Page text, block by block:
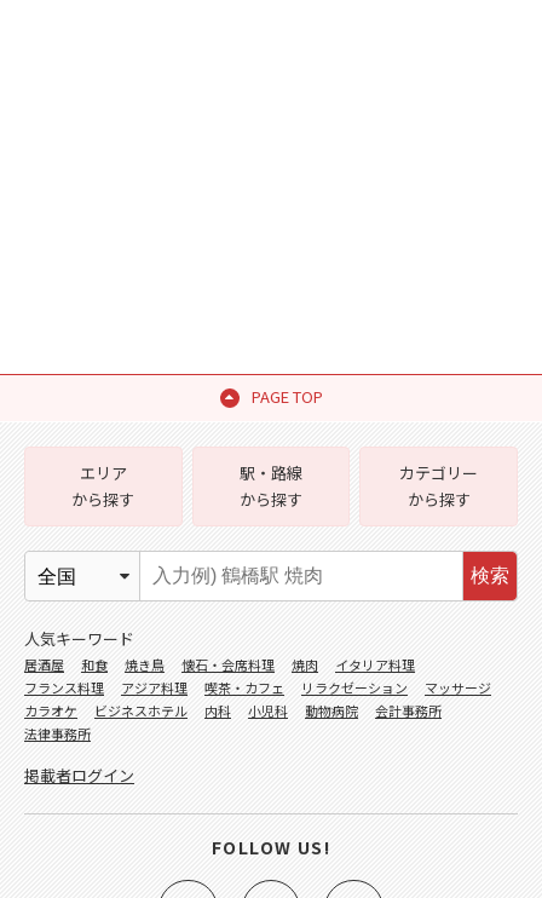
PAGE TOP
エリア
から探す
駅・路線
から探す
カテゴリー
から探す
検索
人気キーワード
居酒屋 和食 焼き鳥 懐石・会席料理 焼肉
イタリア料理
フランス料理
アジア料理 喫茶・カフェ リラクゼーション
マッサージ
カラオケ
ビジネスホテル 内科 小児科 動物病院
会計事務所
法律事務所
掲載者ログイン
FOLLOW US!